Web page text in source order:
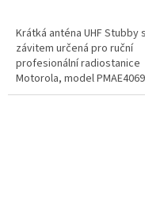
Krátká anténa UHF Stubby
závitem určená pro ruční
profesionální radiostanice
Motorola, model
Kmitočtový rozsah UHF